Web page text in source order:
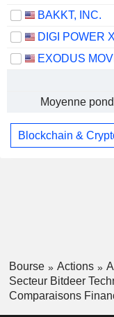
BAKKT, INC.
DIGI POWER
EXODUS
Moyenne
Blockchain &
Bourse Actions
Secteur Bitdeer
Comparaisons